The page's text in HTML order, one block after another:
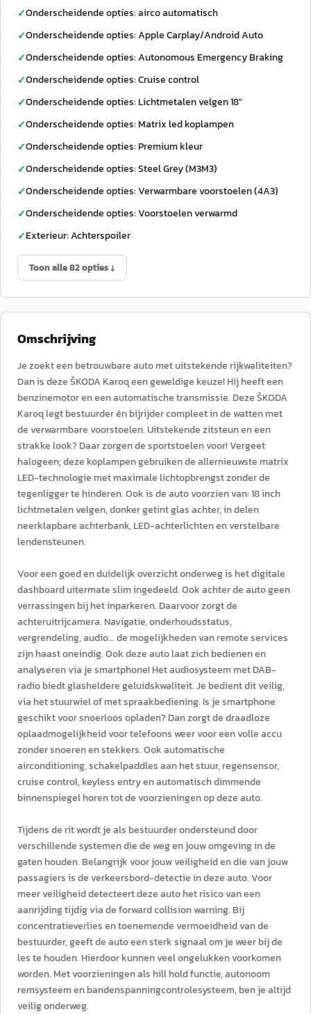
✓Onderscheidende opties: airco automatisch
✓Onderscheidende opties: Apple Carplay/Android Auto
✓Onderscheidende opties: Autonomous Emergency Braking
✓Onderscheidende opties: Cruise control
✓Onderscheidende opties: Lichtmetalen velgen 18"
✓Onderscheidende opties: Matrix led koplampen
✓Onderscheidende opties: Premium kleur
✓Onderscheidende opties: Steel Grey (M3M3)
✓Onderscheidende opties: Verwarmbare voorstoelen (4A3)
✓Onderscheidende opties: Voorstoelen verwarmd
✓Exterieur: Achterspoiler
Toon alle 82 opties ↓
Omschrijving
Je zoekt een betrouwbare auto met uitstekende rijkwaliteiten?
Dan is deze ŠKODA Karoq een geweldige keuze! Hij heeft een
benzinemotor en een automatische transmissie. Deze ŠKODA
Karoq legt bestuurder én bijrijder compleet in de watten met
de verwarmbare voorstoelen. Uitstekende zitsteun en een
strakke look? Daar zorgen de sportstoelen voor! Vergeet
halogeen; deze koplampen gebruiken de allernieuwste matrix
LED-technologie met maximale lichtopbrengst zonder de
tegenligger te hinderen. Ook is de auto voorzien van: 18 inch
lichtmetalen velgen, donker getint glas achter, in delen
neerklapbare achterbank, LED-achterlichten en verstelbare
lendensteunen.
Voor een goed en duidelijk overzicht onderweg is het digitale
dashboard uitermate slim ingedeeld. Ook achter de auto geen
verrassingen bij het inparkeren. Daarvoor zorgt de
achteruitrijcamera. Navigatie, onderhoudsstatus,
vergrendeling, audio... de mogelijkheden van remote services
zijn haast oneindig. Ook deze auto laat zich bedienen en
analyseren via je smartphone! Het audiosysteem met DAB-
radio biedt glasheldere geluidskwaliteit. Je bedient dit veilig,
via het stuurwiel of met spraakbediening. Is je smartphone
geschikt voor snoerloos opladen? Dan zorgt de draadloze
oplaadmogelijkheid voor telefoons weer voor een volle accu
zonder snoeren en stekkers. Ook automatische
airconditioning, schakelpaddles aan het stuur, regensensor,
cruise control, keyless entry en automatisch dimmende
binnenspiegel horen tot de voorzieningen op deze auto.
Tijdens de rit wordt je als bestuurder ondersteund door
verschillende systemen die de weg en jouw omgeving in de
gaten houden. Belangrijk voor jouw veiligheid en die van jouw
passagiers is de verkeersbord-detectie in deze auto. Voor
meer veiligheid detecteert deze auto het risico van een
aanrijding tijdig via de forward collision warning. Bij
concentratieverlies en toenemende vermoeidheid van de
bestuurder, geeft de auto een sterk signaal om je weer bij de
les te houden. Hierdoor kunnen veel ongelukken voorkomen
worden. Met voorzieningen als hill hold functie, autonoom
remsysteem en bandenspanningcontrolesysteem, ben je altijd
veilig onderweg.